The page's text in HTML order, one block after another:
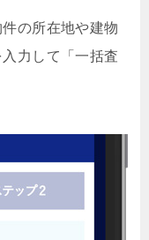
の所在地や建物
力して「一括査